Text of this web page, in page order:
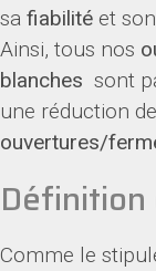
sa fiabilité et son
Ainsi, tous nos
blanches sont
une réduction
ouvertures/
Définition
Comme le